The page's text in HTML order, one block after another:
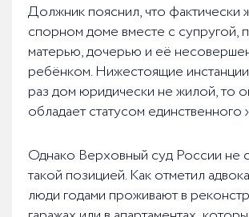
Должник пояснил, что фактически
спорном доме вместе с супругой,
матерью, дочерью и её
ребёнком. Нижестоящие
раз дом юридически не жилой, то
обладает статусом единственного
Однако Верховный суд России не
такой позицией. Как отметил
люди годами проживают в